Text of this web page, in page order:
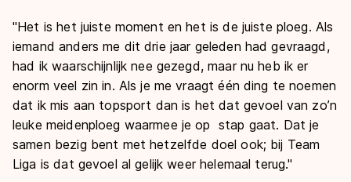
"Het is het juiste moment en het is de juiste ploeg. Als
iemand anders me dit drie jaar geleden had gevraagd,
had ik waarschijnlijk nee gezegd, maar nu heb ik er
enorm veel zin in. Als je me vraagt één ding te noemen
dat ik mis aan topsport dan is het dat gevoel van zo’n
leuke meidenploeg waarmee je op stap gaat. Dat je
samen bezig bent met hetzelfde doel ook; bij Team
Liga is dat gevoel al gelijk weer helemaal terug."